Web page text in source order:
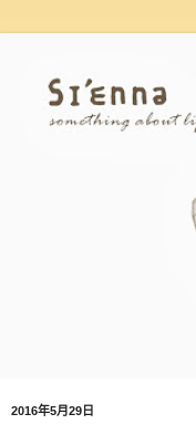
2016年5月29日